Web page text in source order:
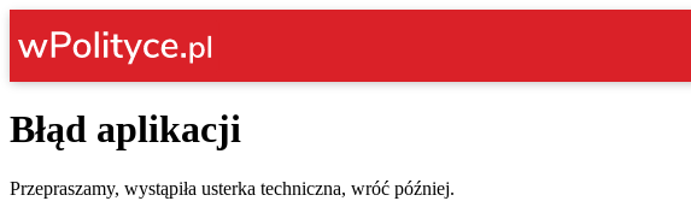
Błąd aplikacji
Przepraszamy, wystąpiła usterka techniczna, wróć później.